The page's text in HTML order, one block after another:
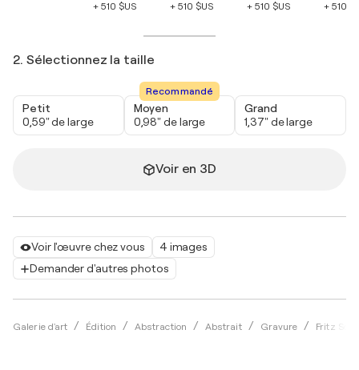
Voir l'œuvre chez vous
4 images
Demander d'autres photos
Galerie d'art Édition Abstraction Abstrait Gravure Fritz
+ 510 $US
+ 510 $US
+ 510 $US
+ 510
2. Sélectionnez la taille
Petit
0,59" de large
Recommandé
Moyen
0,98" de large
Grand
1,37" de large
Voir en 3D